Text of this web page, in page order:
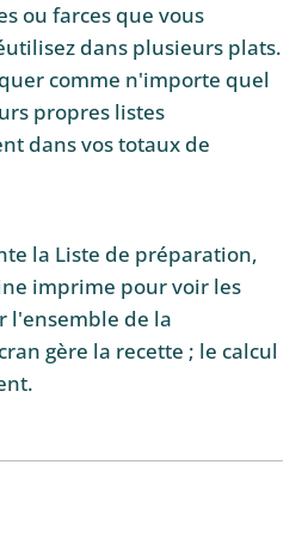
ou farces que vous
dans plusieurs plats.
comme n'importe quel
propres listes
dans vos totaux de
la Liste de préparation,
imprime pour voir les
l'ensemble de la
gère la recette ; le calcul